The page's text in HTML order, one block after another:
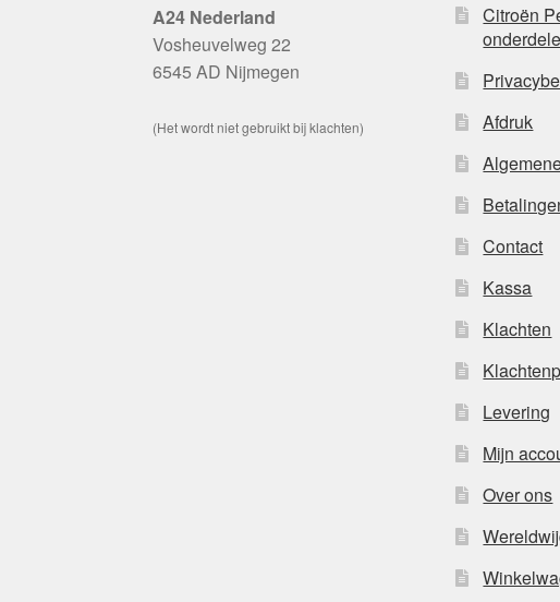
A24 Nederland
Vosheuvelweg 22
6545 AD Nijmegen
(Het wordt niet gebruikt bij klachten)
Citroën
Afdruk
Contact
Kassa
Klachten
Levering
Mijn
Over ons